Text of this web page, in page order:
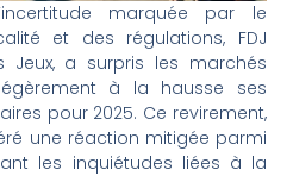
marquée par le
et des régulations, FDJ
Jeux, a surpris les marchés
à la hausse ses
pour 2025. Ce revirement,
une réaction mitigée parmi
les inquiétudes liées à la